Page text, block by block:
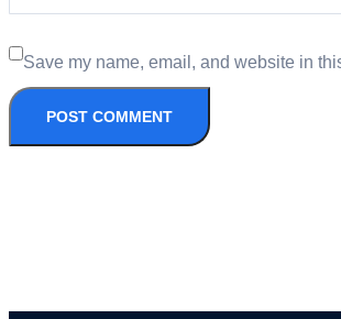
Save my name, email, and website in